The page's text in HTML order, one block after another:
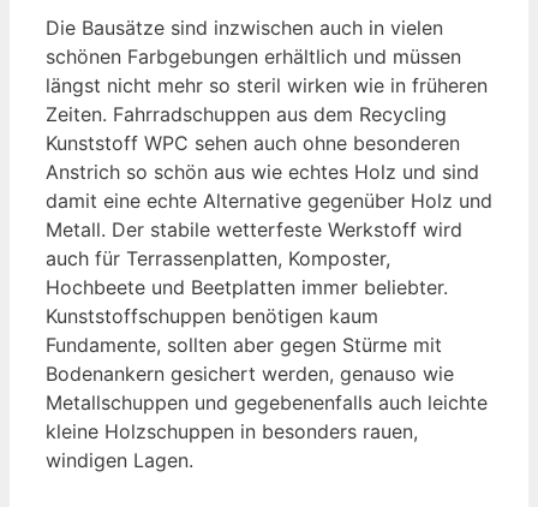
Die Bausätze sind inzwischen auch in vielen
schönen Farbgebungen erhältlich und müssen
längst nicht mehr so steril wirken wie in früheren
Zeiten. Fahrradschuppen aus dem Recycling
Kunststoff WPC sehen auch ohne besonderen
Anstrich so schön aus wie echtes Holz und sind
damit eine echte Alternative gegenüber Holz und
Metall. Der stabile wetterfeste Werkstoff wird
auch für Terrassenplatten, Komposter,
Hochbeete und Beetplatten immer beliebter.
Kunststoffschuppen benötigen kaum
Fundamente, sollten aber gegen Stürme mit
Bodenankern gesichert werden, genauso wie
Metallschuppen und gegebenenfalls auch leichte
kleine Holzschuppen in besonders rauen,
windigen Lagen.